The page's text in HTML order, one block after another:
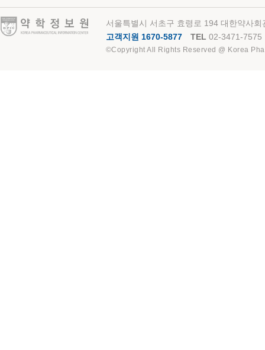
약학정보원
서울특별시 서초구 효령로 194 대한약사
고객지원 1670-5877
TEL 02-3471-7575
©Copyright All Rights Reserved @ Korea